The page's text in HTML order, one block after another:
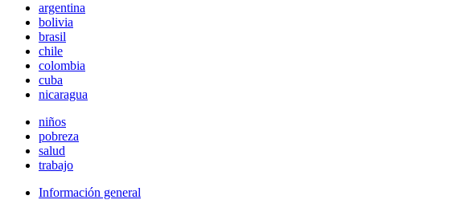
argentina
bolivia
brasil
chile
colombia
cuba
nicaragua
niños
pobreza
salud
trabajo
Información general